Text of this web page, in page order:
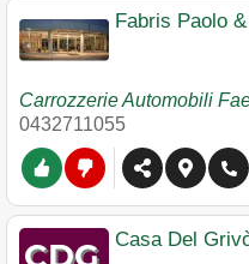
Fabris Paolo
Carrozzerie Automobili
0432711055
Casa Del